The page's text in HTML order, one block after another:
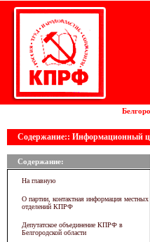
Содержание:: Информационный
Содержание:
На главную
О партии, контактная информация местных
отделений КПРФ
Депутатское объединение КПРФ в
Белгородской области